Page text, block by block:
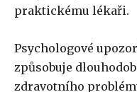
praktickému lékaři.
Psychologové
způsobuje
zdravotního